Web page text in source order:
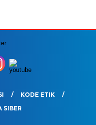
KODE ETIK
SIBER